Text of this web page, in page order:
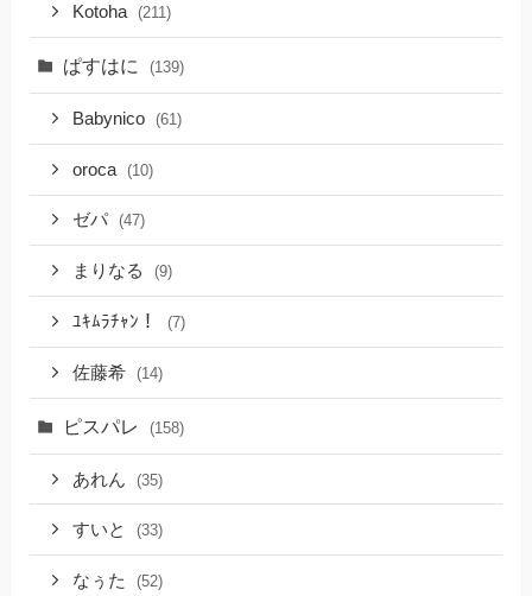
Kotoha (211)
ぱすはに (139)
Babynico (61)
oroca (10)
ゼパ (47)
まりなる (9)
ﾕｷﾑﾗﾁｬﾝ！ (7)
佐藤希 (14)
ピスパレ (158)
あれん (35)
すいと (33)
なぅた (52)